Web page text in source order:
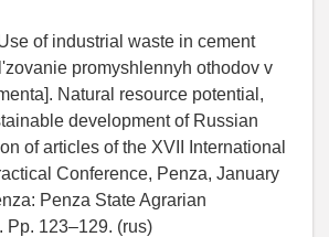
of industrial waste in cement
promyshlennyh othodov v
Natural resource potential,
development of Russian
of articles of the XVII International
Conference, Penza, January
Penza State Agrarian
Pp. 123‒129. (rus)